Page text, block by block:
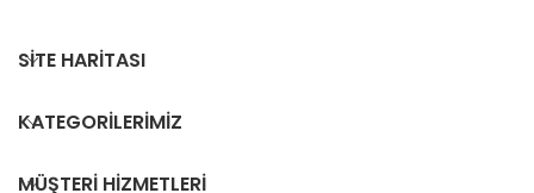
SITE HARITASI
KATEGORILERIMIZ
MÜŞTERI HIZMETLERI